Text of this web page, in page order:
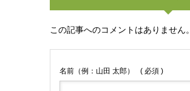
この記事へのコメントはありません。
名前（例：山田 太郎） ( 必須 )